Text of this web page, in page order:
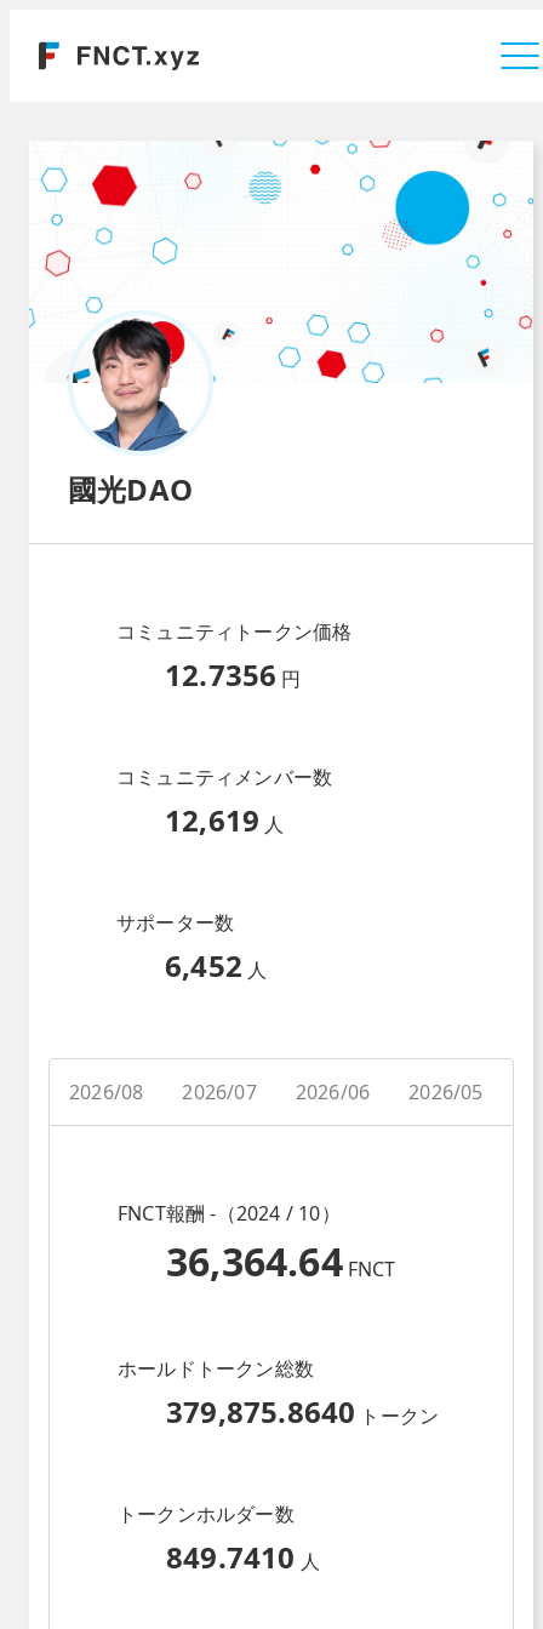
國光DAO
コミュニティトークン価格
12.7356 円
コミュニティメンバー数
12,619 人
サポーター数
6,452 人
2026/08 2026/07 2026/06 2026/05
FNCT報酬 -（2024 / 10）
36,364.64 FNCT
ホールドトークン総数
379,875.8640 トークン
トークンホルダー数
849.7410 人